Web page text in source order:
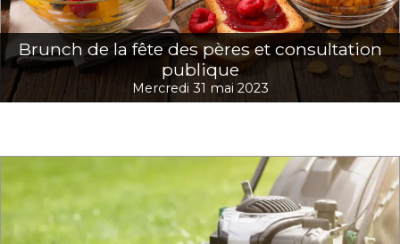
Brunch de la fête des pères et consultation
publique
Mercredi 31 mai 2023